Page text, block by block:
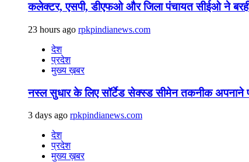
कलेक्टर, एसपी, डीएफओ और जिला पंचायत सीईओ ने
23 hours ago rpkpindianews.com
देश
प्रदेश
मुख्य ख़बर
नस्ल सुधार के लिए सॉर्टेड सेक्स्ड सीमेन तकनीक अपनाने
3 days ago rpkpindianews.com
देश
प्रदेश
मुख्य ख़बर